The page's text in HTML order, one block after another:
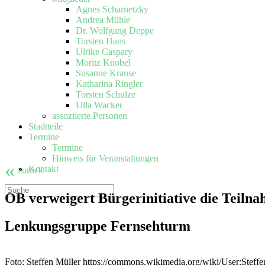
Agnes Scharnetzky
Andrea Mühle
Dr. Wolfgang Deppe
Torsten Hans
Ulrike Caspary
Moritz Knobel
Susanne Krause
Katharina Ringler
Torsten Schulze
Ulla Wacker
assoziierte Personen
Stadtteile
Termine
Termine
Hinweis für Veranstaltungen
Kontakt
« zurück
OB verweigert Bürgerinitiative die
Lenkungsgruppe Fernsehturm
Foto: Steffen Müller https://commons.wikimedia.org/wiki/